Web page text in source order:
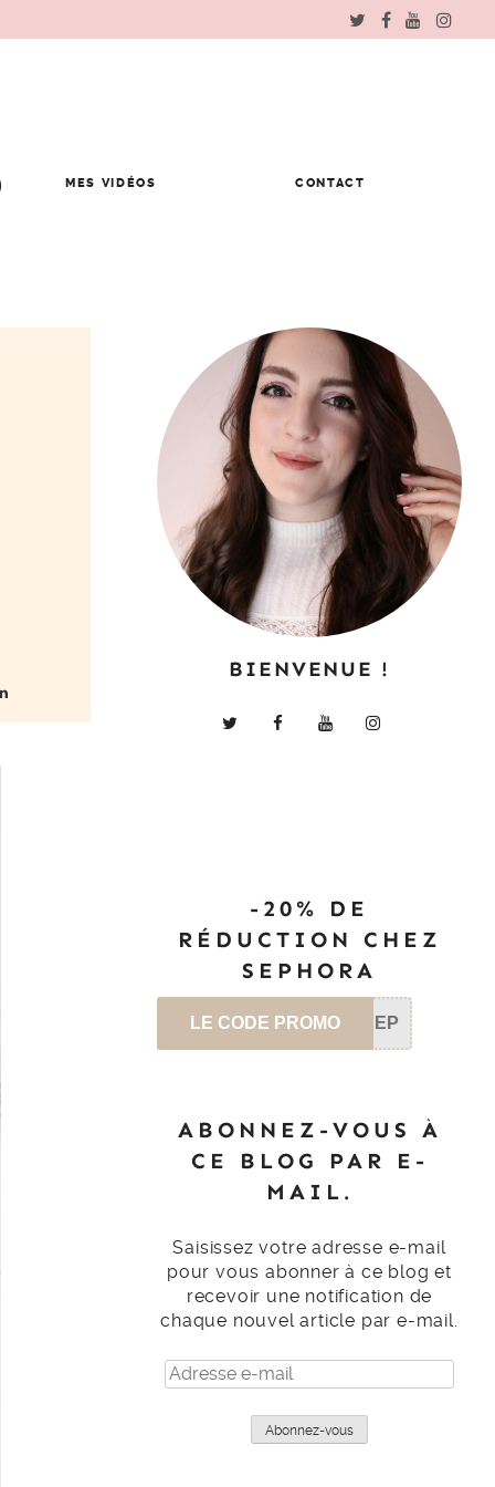
MES VIDÉOS CONTACT
BIENVENUE !
-20% DE
RÉDUCTION CHEZ
SEPHORA
LE CODE PROMO SEP
ABONNEZ-VOUS À
CE BLOG PAR E-
MAIL.
Saisissez votre adresse e-mail
pour vous abonner à ce blog et
recevoir une notification de
chaque nouvel article par e-mail.
Adresse
e-
Abonnez-vous